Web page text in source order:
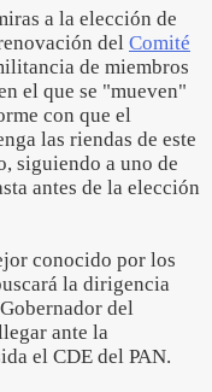
a la elección de
del Comité
de miembros
el que se "mueven"
con que el
las riendas de este
siguiendo a uno de
antes de la elección
conocido por los
la dirigencia
del
ante la
el CDE del PAN.